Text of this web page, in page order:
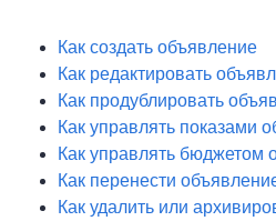
Как создать объявление
Как редактировать
Как продублировать
Как управлять показами
Как управлять бюджетом
Как перенести
Как удалить или